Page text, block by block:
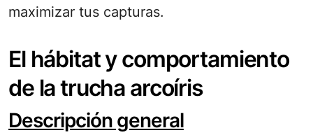
maximizar tus capturas.
El hábitat y comportamiento
de la trucha arcoíris
Descripción general